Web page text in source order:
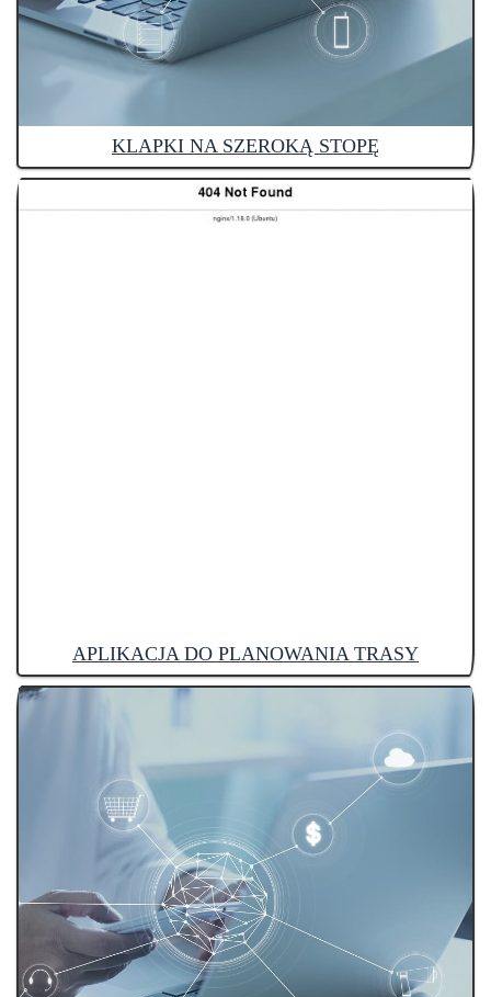
KLAPKI NA SZEROKĄ STOPĘ
APLIKACJA DO PLANOWANIA TRASY